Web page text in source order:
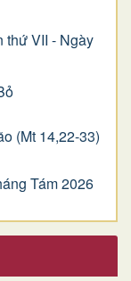
thứ VII - Ngày
(Mt 14,22-33)
Tám 2026